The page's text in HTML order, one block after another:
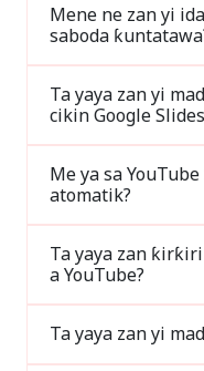
Mene ne zan yi
saboda
Ta yaya zan yi
cikin Google
Me ya sa
atomatik?
Ta yaya zan
a YouTube?
Ta yaya zan yi